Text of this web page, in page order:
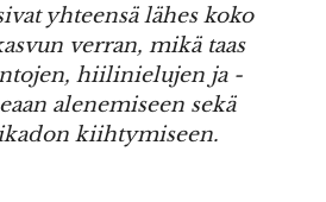
yhteensä lähes koko
verran, mikä taas
hiilinielujen ja -
alenemiseen sekä
kiihtymiseen.